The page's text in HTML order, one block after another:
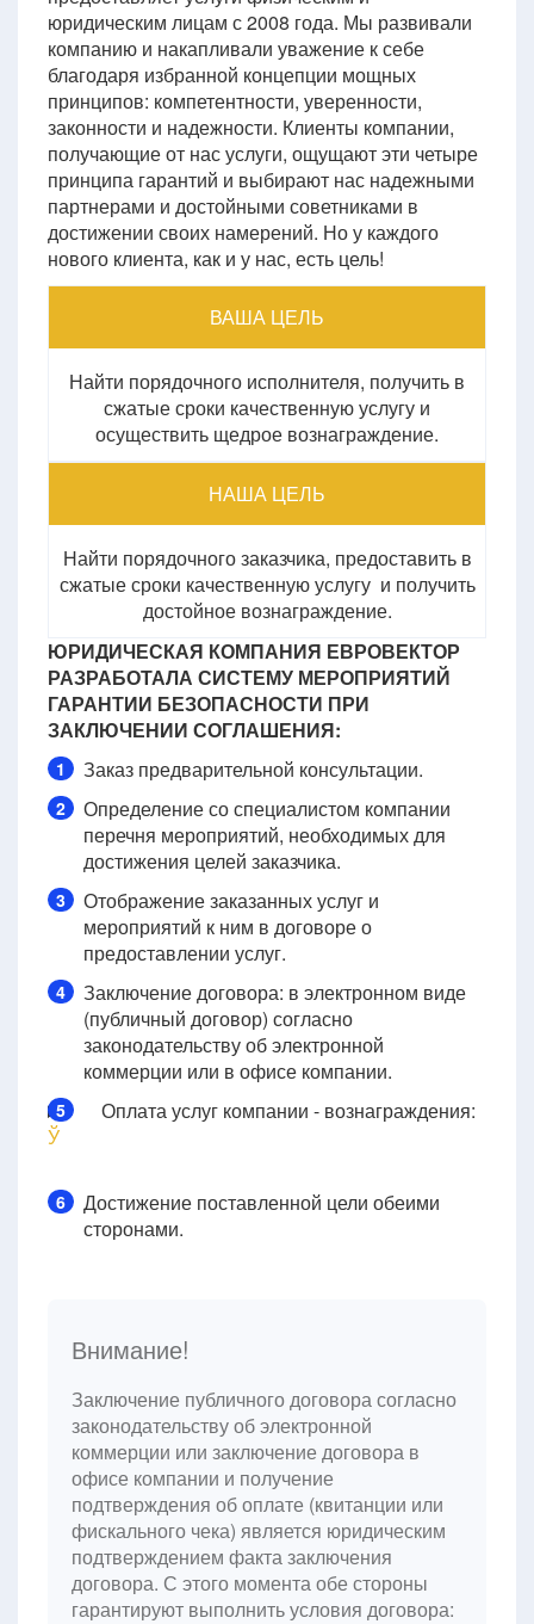
юридическим лицам с 2008 года. Мы развивали
компанию и накапливали уважение к себе
благодаря избранной концепции мощных
принципов: компетентности, уверенности,
законности и надежности. Клиенты компании,
получающие от нас услуги, ощущают эти четыре
принципа гарантий и выбирают нас надежными
партнерами и достойными советниками в
достижении своих намерений. Но у каждого
нового клиента, как и у нас, есть цель!
ВАША ЦЕЛЬ
Найти порядочного исполнителя, получить в
сжатые сроки качественную услугу и
осуществить щедрое вознаграждение.
НАША ЦЕЛЬ
Найти порядочного заказчика, предоставить в
сжатые сроки качественную услугу и получить
достойное вознаграждение.
ЮРИДИЧЕСКАЯ КОМПАНИЯ ЕВРОВЕКТОР
РАЗРАБОТАЛА СИСТЕМУ МЕРОПРИЯТИЙ
ГАРАНТИИ БЕЗОПАСНОСТИ ПРИ
ЗАКЛЮЧЕНИИ СОГЛАШЕНИЯ:
1 Заказ предварительной консультации.
2
Определение со специалистом компании
перечня мероприятий, необходимых для
достижения целей заказчика.
3
Отображение заказанных услуг и
мероприятий к ним в договоре о
предоставлении услуг.
4
Заключение договора: в электронном виде
(публичный договор) согласно
законодательству об электронной
коммерции или в офисе компании.
5Оплата услуг компании - вознаграждения:
Ў
6
Достижение поставленной цели обеими
сторонами.
Внимание!
Заключение публичного договора согласно
законодательству об электронной
коммерции или заключение договора в
офисе компании и получение
подтверждения об оплате (квитанции или
фискального чека) является юридическим
подтверждением факта заключения
договора. С этого момента обе стороны
гарантируют выполнить условия договора: